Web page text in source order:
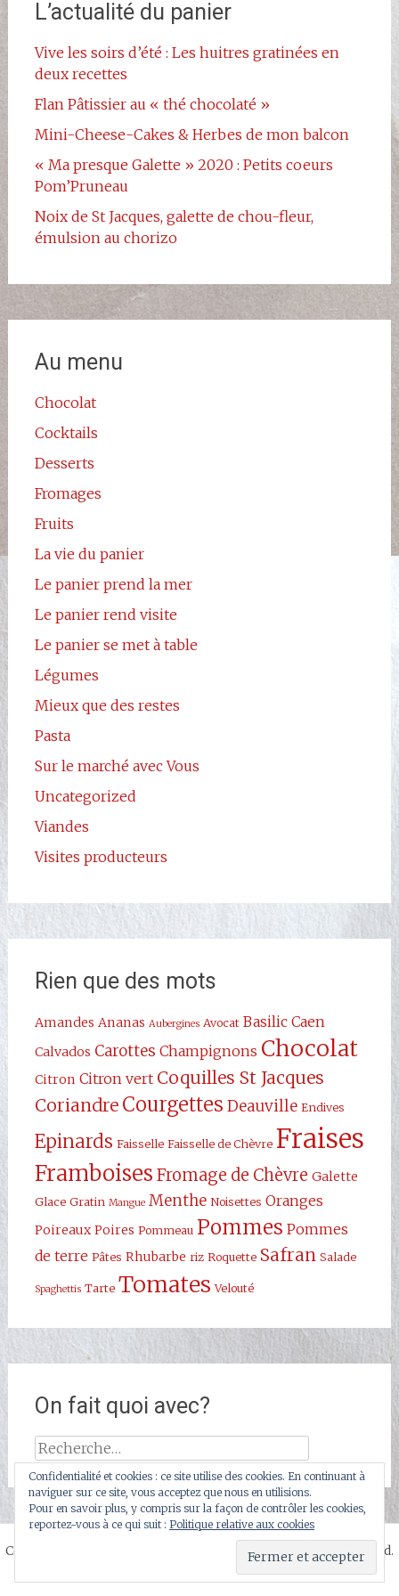
L’actualité du panier
Vive les soirs d’été : Les huitres gratinées en
deux recettes
Flan Pâtissier au « thé chocolaté »
Mini-Cheese-Cakes & Herbes de mon balcon
« Ma presque Galette » 2020 : Petits coeurs
Pom’Pruneau
Noix de St Jacques, galette de chou-fleur,
émulsion au chorizo
Au menu
Chocolat
Cocktails
Desserts
Fromages
Fruits
La vie du panier
Le panier prend la mer
Le panier rend visite
Le panier se met à table
Légumes
Mieux que des restes
Pasta
Sur le marché avec Vous
Uncategorized
Viandes
Visites producteurs
Rien que des mots
Amandes Ananas Aubergines Avocat Basilic Caen
Calvados Carottes Champignons Chocolat
Citron Citron vert Coquilles St Jacques
Coriandre Courgettes Deauville Endives
Epinards Faisselle Faisselle de Chèvre Fraises
Framboises Fromage de Chèvre Galette
Glace Gratin Mangue Menthe Noisettes Oranges
Poireaux Poires Pommeau Pommes Pommes
de terre Pâtes Rhubarbe riz Roquette Safran Salade
Spaghettis Tarte Tomates Velouté
On fait quoi avec?
Rechercher :
Copyright © 2026 Dans Mon Panier Rouge. All rights reserved.
WordPress
Confidentialité et cookies : ce site utilise des cookies. En continuant à
naviguer sur ce site, vous acceptez que nous en utilisions.
Pour en savoir plus, y compris sur la façon de contrôler les cookies,
reportez-vous à ce qui suit : Politique relative aux cookies